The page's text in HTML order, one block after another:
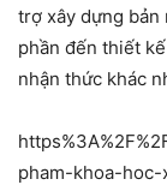
trợ xây dựng bản
phần đến thiết
nhận thức khác
pham-khoa-